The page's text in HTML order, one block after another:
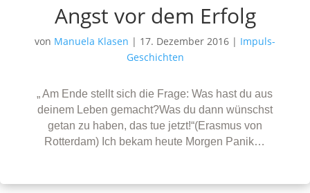
Angst vor dem Erfolg
von Manuela Klasen | 17. Dezember 2016 | Impuls-
Geschichten
„ Am Ende stellt sich die Frage: Was hast du aus
deinem Leben gemacht?Was du dann wünschst
getan zu haben, das tue jetzt!“(Erasmus von
Rotterdam) Ich bekam heute Morgen Panik…